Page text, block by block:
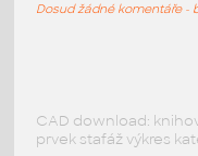
Dosud žádné komentáře -
CAD download:
prvek stafáž výkres